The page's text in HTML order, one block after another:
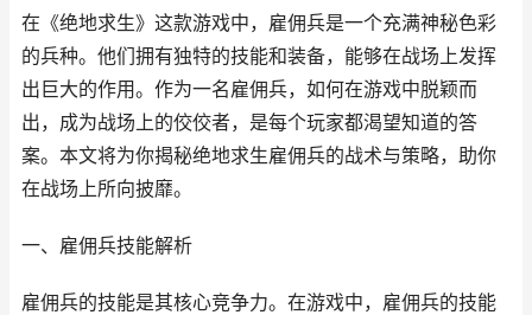
在《绝地求生》这款游戏中，雇佣兵是一个充满神秘色彩
的兵种。他们拥有独特的技能和装备，能够在战场上发挥
出巨大的作用。作为一名雇佣兵，如何在游戏中脱颖而
出，成为战场上的佼佼者，是每个玩家都渴望知道的答
案。本文将为你揭秘绝地求生雇佣兵的战术与策略，助你
在战场上所向披靡。
一、雇佣兵技能解析
雇佣兵的技能是其核心竞争力。在游戏中，雇佣兵的技能